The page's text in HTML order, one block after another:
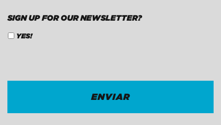
SIGN UP FOR OUR NEWSLETTER?
YES!